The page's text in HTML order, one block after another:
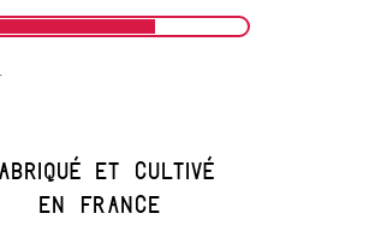
et cultivé
en france